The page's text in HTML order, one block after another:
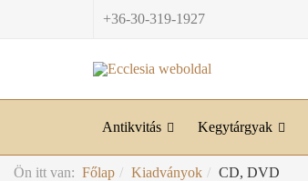
+36-30-319-1927
Antikvitás Kegytárgyak
Ön itt van: Főlap Kiadványok CD, DVD